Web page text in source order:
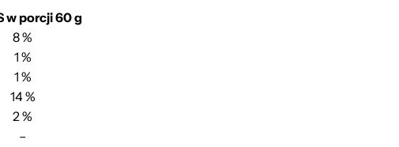
w porcji 60 g
8 %
1 %
1 %
14 %
2 %
–